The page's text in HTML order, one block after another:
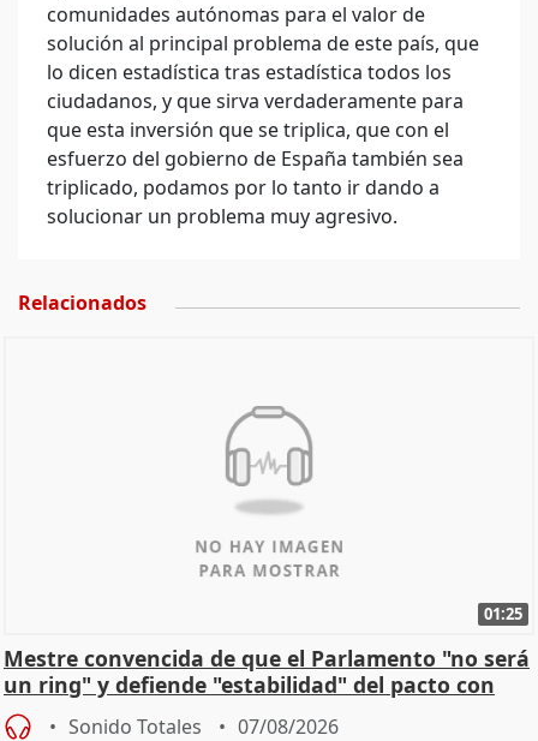
comunidades autónomas para el valor de
solución al principal problema de este país, que
lo dicen estadística tras estadística todos los
ciudadanos, y que sirva verdaderamente para
que esta inversión que se triplica, que con el
esfuerzo del gobierno de España también sea
triplicado, podamos por lo tanto ir dando a
solucionar un problema muy agresivo.
Relacionados
01:25
Mestre convencida de que el Parlamento "no será
un ring" y defiende "estabilidad" del pacto con
Vox
Sonido Totales 07/08/2026